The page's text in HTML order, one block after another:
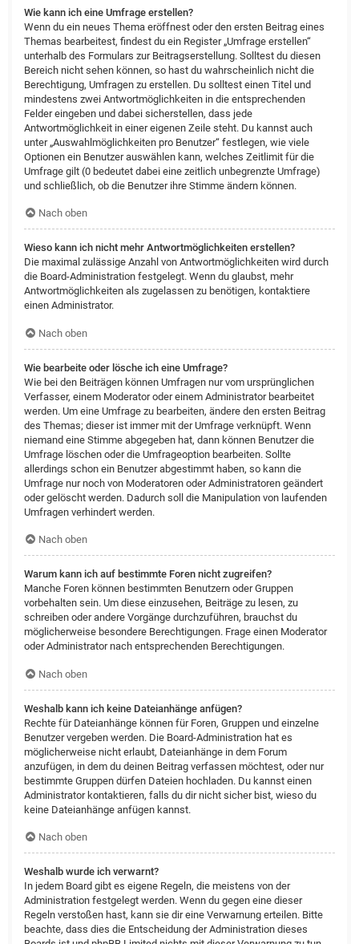
Wie kann ich eine Umfrage erstellen?
Wenn du ein neues Thema eröffnest oder den ersten Beitrag eines
Themas bearbeitest, findest du ein Register „Umfrage erstellen“
unterhalb des Formulars zur Beitragserstellung. Solltest du diesen
Bereich nicht sehen können, so hast du wahrscheinlich nicht die
Berechtigung, Umfragen zu erstellen. Du solltest einen Titel und
mindestens zwei Antwortmöglichkeiten in die entsprechenden
Felder eingeben und dabei sicherstellen, dass jede
Antwortmöglichkeit in einer eigenen Zeile steht. Du kannst auch
unter „Auswahlmöglichkeiten pro Benutzer“ festlegen, wie viele
Optionen ein Benutzer auswählen kann, welches Zeitlimit für die
Umfrage gilt (0 bedeutet dabei eine zeitlich unbegrenzte Umfrage)
und schließlich, ob die Benutzer ihre Stimme ändern können.
Nach oben
Wieso kann ich nicht mehr Antwortmöglichkeiten erstellen?
Die maximal zulässige Anzahl von Antwortmöglichkeiten wird durch
die Board-Administration festgelegt. Wenn du glaubst, mehr
Antwortmöglichkeiten als zugelassen zu benötigen, kontaktiere
einen Administrator.
Nach oben
Wie bearbeite oder lösche ich eine Umfrage?
Wie bei den Beiträgen können Umfragen nur vom ursprünglichen
Verfasser, einem Moderator oder einem Administrator bearbeitet
werden. Um eine Umfrage zu bearbeiten, ändere den ersten Beitrag
des Themas; dieser ist immer mit der Umfrage verknüpft. Wenn
niemand eine Stimme abgegeben hat, dann können Benutzer die
Umfrage löschen oder die Umfrageoption bearbeiten. Sollte
allerdings schon ein Benutzer abgestimmt haben, so kann die
Umfrage nur noch von Moderatoren oder Administratoren geändert
oder gelöscht werden. Dadurch soll die Manipulation von laufenden
Umfragen verhindert werden.
Nach oben
Warum kann ich auf bestimmte Foren nicht zugreifen?
Manche Foren können bestimmten Benutzern oder Gruppen
vorbehalten sein. Um diese einzusehen, Beiträge zu lesen, zu
schreiben oder andere Vorgänge durchzuführen, brauchst du
möglicherweise besondere Berechtigungen. Frage einen Moderator
oder Administrator nach entsprechenden Berechtigungen.
Nach oben
Weshalb kann ich keine Dateianhänge anfügen?
Rechte für Dateianhänge können für Foren, Gruppen und einzelne
Benutzer vergeben werden. Die Board-Administration hat es
möglicherweise nicht erlaubt, Dateianhänge in dem Forum
anzufügen, in dem du deinen Beitrag verfassen möchtest, oder nur
bestimmte Gruppen dürfen Dateien hochladen. Du kannst einen
Administrator kontaktieren, falls du dir nicht sicher bist, wieso du
keine Dateianhänge anfügen kannst.
Nach oben
Weshalb wurde ich verwarnt?
In jedem Board gibt es eigene Regeln, die meistens von der
Administration festgelegt werden. Wenn du gegen eine dieser
Regeln verstoßen hast, kann sie dir eine Verwarnung erteilen. Bitte
beachte, dass dies die Entscheidung der Administration dieses